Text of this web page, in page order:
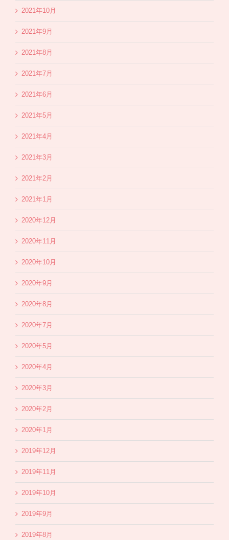
2021年10月
2021年9月
2021年8月
2021年7月
2021年6月
2021年5月
2021年4月
2021年3月
2021年2月
2021年1月
2020年12月
2020年11月
2020年10月
2020年9月
2020年8月
2020年7月
2020年5月
2020年4月
2020年3月
2020年2月
2020年1月
2019年12月
2019年11月
2019年10月
2019年9月
2019年8月